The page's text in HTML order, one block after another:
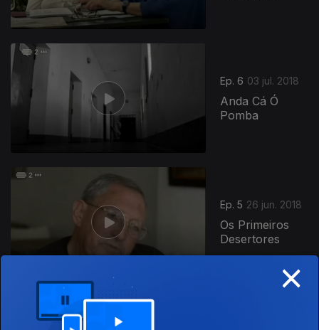
Ep. 6 03 jul. 2018
Anda Cá Ó
Pomba
Ep. 5 26 jun. 2018
Os Primeiros
Desertores
×